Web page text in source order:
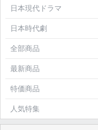
日本現代ドラマ
日本時代劇
全部商品
最新商品
特価商品
人気特集